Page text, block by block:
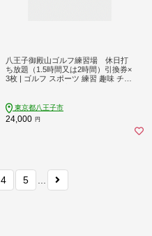
八王子御殿山ゴルフ練習場 休日打
ち放題（1.5時間又は2時間）引換券×
3枚 | ゴルフ スポーツ 練習 趣味 チケ
東京都八王子市
24,000 円
4 5